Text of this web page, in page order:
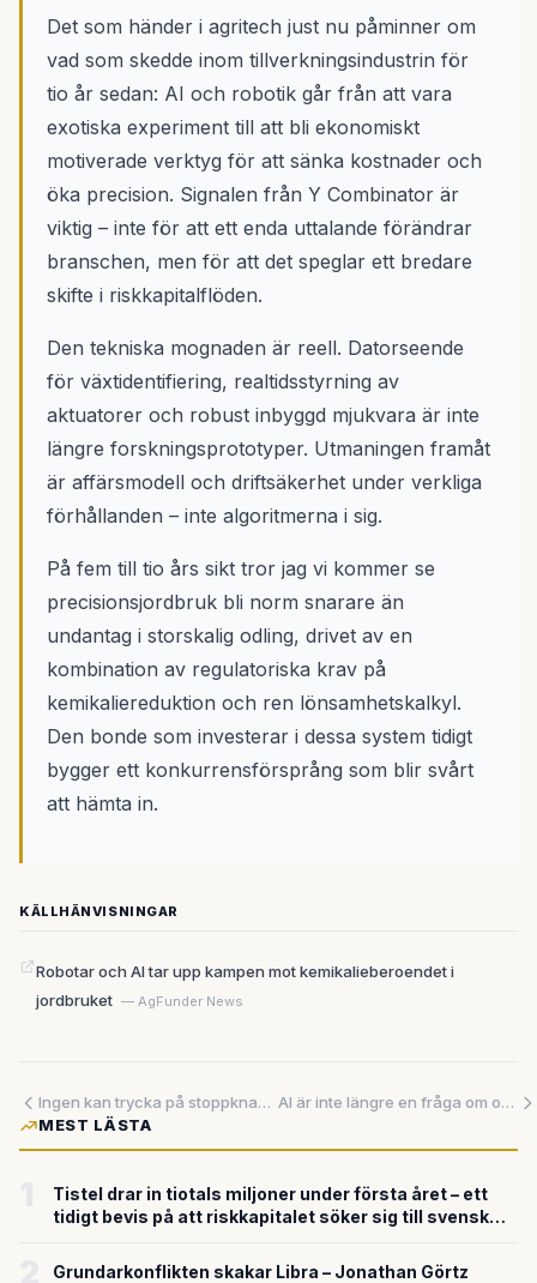
Det som händer i agritech just nu påminner om
vad som skedde inom tillverkningsindustrin för
tio år sedan: AI och robotik går från att vara
exotiska experiment till att bli ekonomiskt
motiverade verktyg för att sänka kostnader och
öka precision. Signalen från Y Combinator är
viktig – inte för att ett enda uttalande förändrar
branschen, men för att det speglar ett bredare
skifte i riskkapitalflöden.
Den tekniska mognaden är reell. Datorseende
för växtidentifiering, realtidsstyrning av
aktuatorer och robust inbyggd mjukvara är inte
längre forskningsprototyper. Utmaningen framåt
är affärsmodell och driftsäkerhet under verkliga
förhållanden – inte algoritmerna i sig.
På fem till tio års sikt tror jag vi kommer se
precisionsjordbruk bli norm snarare än
undantag i storskalig odling, drivet av en
kombination av regulatoriska krav på
kemikaliereduktion och ren lönsamhetskalkyl.
Den bonde som investerar i dessa system tidigt
bygger ett konkurrensförsprång som blir svårt
att hämta in.
KÄLLHÄNVISNINGAR
Robotar och AI tar upp kampen mot kemikalieberoendet i
jordbruket — AgFunder News
Ingen kan trycka på stoppknappen längre – AI styr finanssektorn och regelverken halkar efter
AI är inte längre en fråga om om — utan hur
MEST LÄSTA
Tistel drar in tiotals miljoner under första året – ett
tidigt bevis på att riskkapitalet söker sig till svensk
Grundarkonflikten skakar Libra – Jonathan Görtz